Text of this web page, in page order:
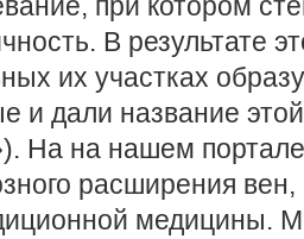
В результате
их участках
и дали название
На на нашем
расширения
медицины.